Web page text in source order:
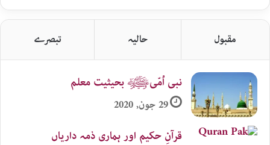
زمرہ
جات
مقبول حالیہ تبصرے
نبی اُمّیﷺ بحیثیت معلم
29 جون, 2020
قرآنِ حکیم اور ہماری ذمہ داریاں